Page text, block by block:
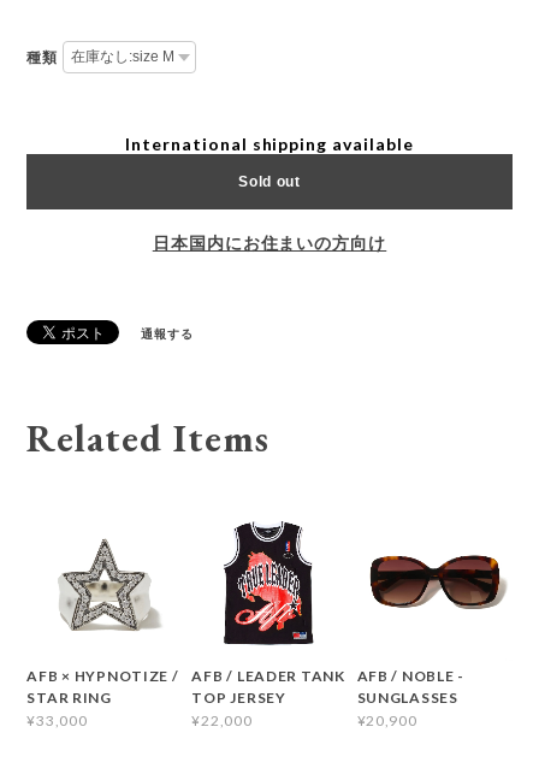
種類
International shipping available
Sold out
日本国内にお住まいの方向け
通報する
Related Items
AFB × HYPNOTIZE /
STAR RING
¥33,000
AFB / LEADER TANK
TOP JERSEY
¥22,000
AFB / NOBLE -
SUNGLASSES
¥20,900